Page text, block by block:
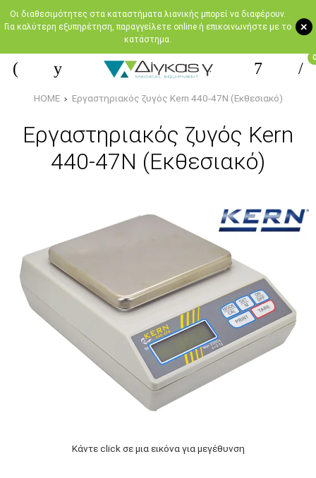
+
Oι διαθεσιμότητες στα καταστήματα λιανικής μπορεί να διαφέρουν.
Για καλύτερη εξυπηρέτηση, παραγγείλετε online ή επικοινωνήστε με το
κατάστημα.
0
HOME Εργαστηριακός ζυγός Kern 440-47N (Εκθεσιακό)
Εργαστηριακός ζυγός Kern
440-47N (Εκθεσιακό)
Κάντε click σε μια εικόνα για μεγέθυνση